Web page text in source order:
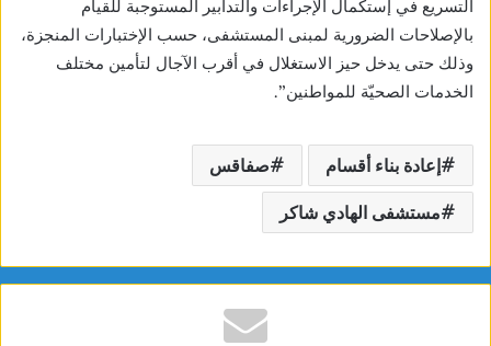
التسريع في إستكمال الإجراءات والتدابير المستوجبة للقيام
بالإصلاحات الضرورية لمبنى المستشفى، حسب الإختبارات المنجزة،
وذلك حتى يدخل حيز الاستغلال في أقرب الآجال لتأمين مختلف
الخدمات الصحيّة للمواطنين”.
إعادة بناء أقسام صفاقس
مستشفى الهادي شاكر